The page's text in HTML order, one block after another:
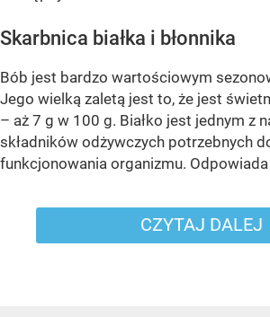
Skarbnica białka i błonnika
Bób jest bardzo wartościowym
Jego wielką zaletą jest to, że jest
– aż 7 g w 100 g. Białko jest jednym z
składników odżywczych potrzebnych
funkcjonowania organizmu. Odpowiada
CZYTAJ DALEJ